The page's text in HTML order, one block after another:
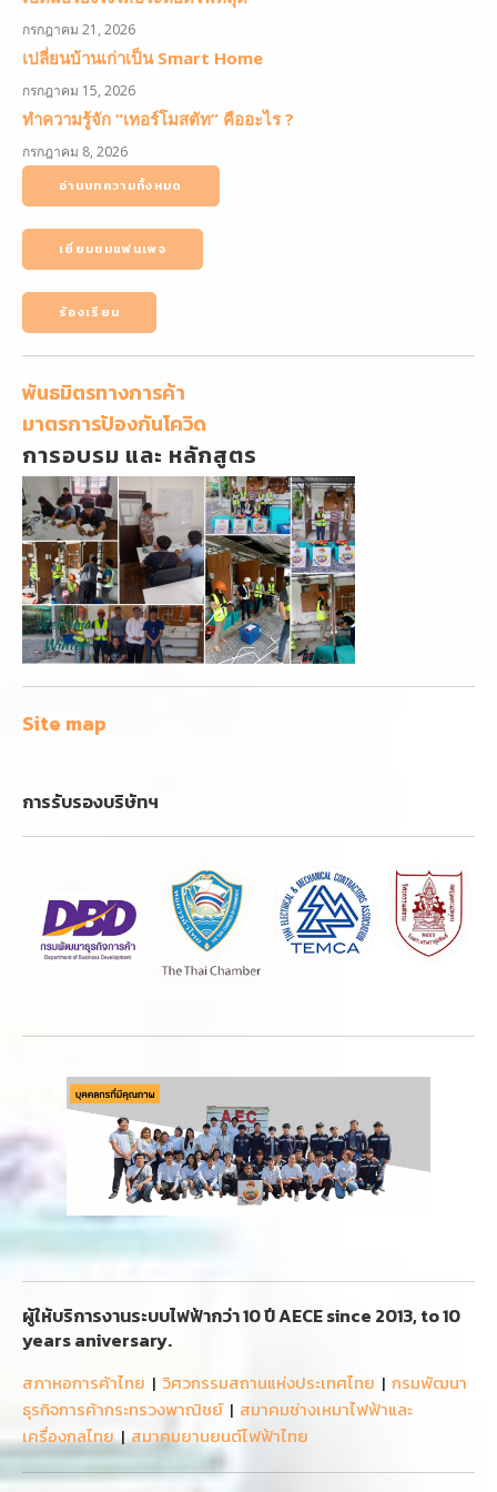
กรกฎาคม 21, 2026
เปลี่ยนบ้านเก่าเป็น Smart Home
กรกฎาคม 15, 2026
ทำความรู้จัก “เทอร์โมสตัท” คืออะไร ?
กรกฎาคม 8, 2026
อ่านบทความทั้งหมด
เยี่ยมชมแฟนเพจ
ร้องเรียน
พันธมิตรทางการค้า
มาตรการป้องกันโควิด
การอบรม และ หลักสูตร
Site map
การรับรองบริษัทฯ
ผู้ให้บริการงานระบบไฟฟ้ากว่า 10 ปี AECE since 2013, to 10
years aniversary.
สภาหอการค้าไทย | วิศวกรรมสถานแห่งประเทศไทย | กรมพัฒนา
ธุรกิจการค้ากระทรวงพาณิชย์| สมาคมช่างเหมาไฟฟ้าและ
เครื่องกลไทย|สมาคมยานยนต์ไฟฟ้าไทย